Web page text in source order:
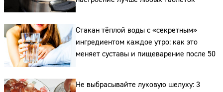
Стакан тёплой воды с «секретным»
ингредиентом каждое утро: как это
меняет суставы и пищеварение после 50
Не выбрасывайте луковую шелуху: 3